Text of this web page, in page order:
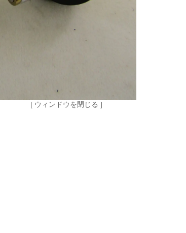
[ ウィンドウを閉じる ]